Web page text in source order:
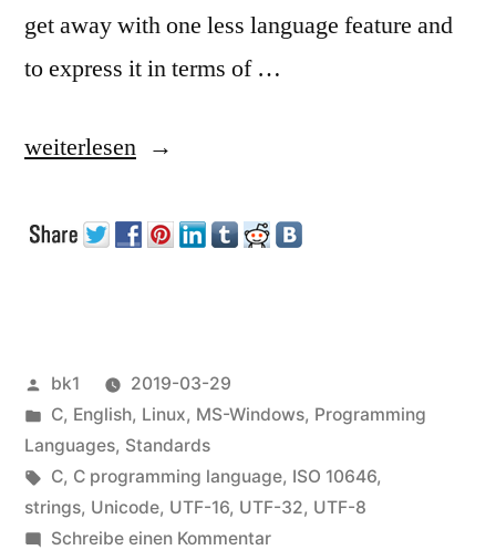
get away with one less language feature and
to express it in terms of …
„Unicode
C“
weiterlesen
Veröffentlicht
von
bk1
2019-03-29
Veröffentlicht
unter
C, English, Linux, MS-Windows, Programming
Languages, Standards
Schlagwörter:
C, C programming language, ISO 10646,
strings, Unicode, UTF-16, UTF-32, UTF-8
Schreibe einen Kommentarzu